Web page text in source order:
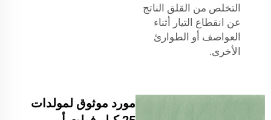
التخلص من القلق الناتج
عن انقطاع التيار أثناء
العواصف أو الطوارئ
الأخرى.
مورد موثوق لمولدات